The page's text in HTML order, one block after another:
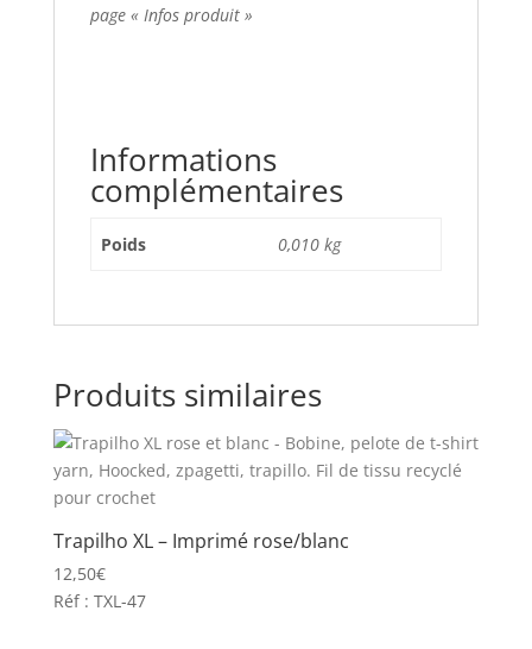
page « Infos produit »
Informations
complémentaires
Poids 0,010 kg
Produits similaires
Trapilho XL – Imprimé rose/blanc
12,50€
Réf : TXL-47